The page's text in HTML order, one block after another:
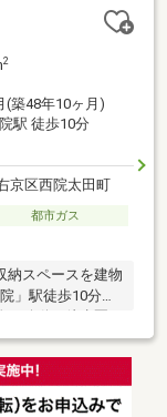
予定・1・2階和
2
(築48年10ヶ月)
駅 徒歩10分
京区西院太田町
都市ガス
納スペースを建物
」駅徒歩10分、
ため、建物の活
階建で生活空間を
で用途を分けや
い物動線を短縮・